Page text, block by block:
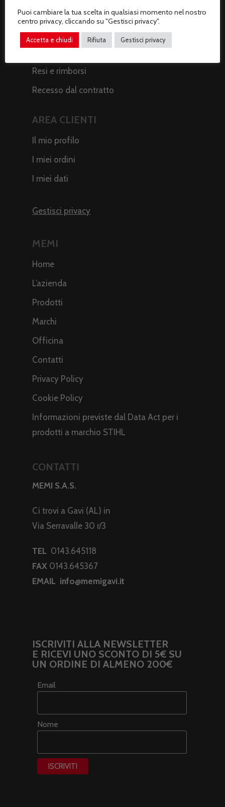
Spedizioni
Metodi di pagamento
Resi e rimborsi
Recesso dal contratto
AREA CLIENTI
Il mio profilo
I miei ordini
I miei dati
Gestisci privacy
MEMI
Home
L’azienda
Prodotti
Marchi
Officina
Contatti
Privacy Policy
Cookie Policy
Informazioni previste dal Data Act per i
prodotti a marchio STIHL
CONTATTI
MEMI S.A.S.
Ci trovi a Gavi (AL) in
Via Serravalle 30 r/3
TEL 0143.645118
FAX 0143.645367
EMAIL info@memigavi.it
ISCRIVITI ALLA NEWSLETTER
E RICEVI UNO SCONTO DI 5€ SU
UN ORDINE DI ALMENO 200€
Email
Nome
Puoi cambiare la tua scelta in qualsiasi momento nel nostro
centro privacy, cliccando su "Gestisci privacy".
Accetta e chiudi Rifiuta Gestisci privacy